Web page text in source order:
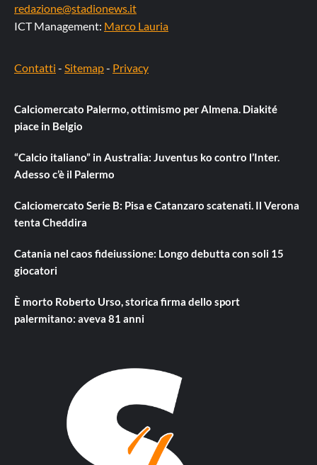
redazione@stadionews.it
ICT Management: Marco Lauria
Contatti - Sitemap- Privacy
Calciomercato Palermo, ottimismo per Almena. Diakité
piace in Belgio
“Calcio italiano” in Australia: Juventus ko contro l’Inter.
Adesso c’è il Palermo
Calciomercato Serie B: Pisa e Catanzaro scatenati. Il Verona
tenta Cheddira
Catania nel caos fideiussione: Longo debutta con soli 15
giocatori
È morto Roberto Urso, storica firma dello sport
palermitano: aveva 81 anni